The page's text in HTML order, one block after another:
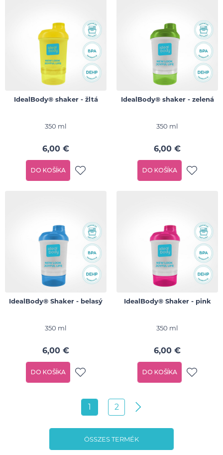
IdealBody® shaker - žltá
350 ml
6,00 €
DO KOŠÍKA
IdealBody® shaker - zelená
350 ml
6,00 €
DO KOŠÍKA
IdealBody® Shaker - belasý
350 ml
6,00 €
DO KOŠÍKA
IdealBody® Shaker - pink
350 ml
6,00 €
DO KOŠÍKA
1 2
ÖSSZES TERMÉK